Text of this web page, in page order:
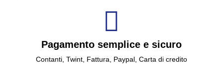
Pagamento semplice e sicuro
Contanti, Twint, Fattura, Paypal, Carta di credito